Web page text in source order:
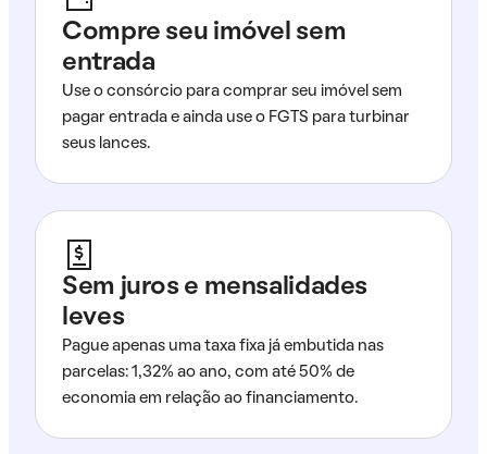
Compre seu imóvel sem
entrada
Use o consórcio para comprar seu imóvel sem
pagar entrada e ainda use o FGTS para turbinar
seus lances.
Sem juros e mensalidades
leves
Pague apenas uma taxa fixa já embutida nas
parcelas: 1,32% ao ano, com até 50% de
economia em relação ao financiamento.